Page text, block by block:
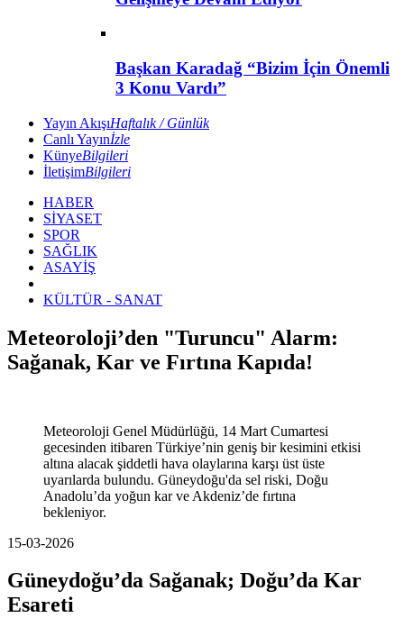
Başkan Karadağ “Bizim İçin Önemli
3 Konu Vardı”
Yayın AkışıHaftalık / Günlük
Canlı Yayınİzle
KünyeBilgileri
İletişimBilgileri
HABER
SİYASET
SPOR
SAĞLIK
ASAYİŞ
KÜLTÜR - SANAT
Meteoroloji’den "Turuncu" Alarm:
Sağanak, Kar ve Fırtına Kapıda!
Meteoroloji Genel Müdürlüğü, 14 Mart Cumartesi
gecesinden itibaren Türkiye’nin geniş bir kesimini etkisi
altına alacak şiddetli hava olaylarına karşı üst üste
uyarılarda bulundu. Güneydoğu'da sel riski, Doğu
Anadolu’da yoğun kar ve Akdeniz’de fırtına
bekleniyor.
15-03-2026
Güneydoğu’da Sağanak; Doğu’da Kar
Esareti